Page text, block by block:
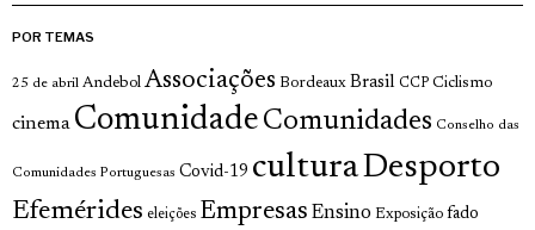
POR TEMAS
25 de abril Andebol Associações Bordeaux Brasil CCP Ciclismo
cinema Comunidade Comunidades Conselho das
Comunidades Portuguesas Covid-19 culturaDesporto
Efemérides eleições Empresas Ensino Exposição fado